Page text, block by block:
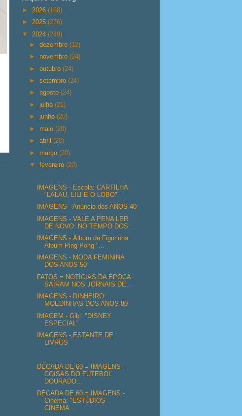
► 2026 (168)
► 2025 (276)
▼ 2024 (249)
►dezembro(12)
► novembro(24)
►outubro(24)
►setembro(24)
►agosto(24)
►julho(21)
►junho(20)
► maio(20)
►abril(20)
► março(20)
▼fevereiro(20)
IMAGENS - Escola: CARTILHA
"LALAU, LILI E O LOBO"
IMAGENS - Anúncio dos ANOS 40
IMAGENS - VALE A PENA LER
DE NOVO: NO TEMPO DOS...
IMAGENS - Álbum de Figurinha:
Álbum Ping Pong "...
IMAGENS - MODA FEMININA
DOS ANOS 50
FATOS = NOTÍCIAS DA ÉPOCA:
SAÍRAM NOS JORNAIS DE...
IMAGENS - DINHEIRO:
MOEDINHAS DOS ANOS 80
IMAGEM - Gibi: "DISNEY
ESPECIAL"
IMAGENS - ESTANTE DE
LIVROS
DÉCADA DE 60 = IMAGENS -
COISAS DO FUTEBOL
DOURADO...
DÉCADA DE 60 = IMAGENS -
Cinema: "ESTÚDIOS
CINEMA...